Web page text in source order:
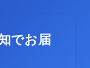
でお届